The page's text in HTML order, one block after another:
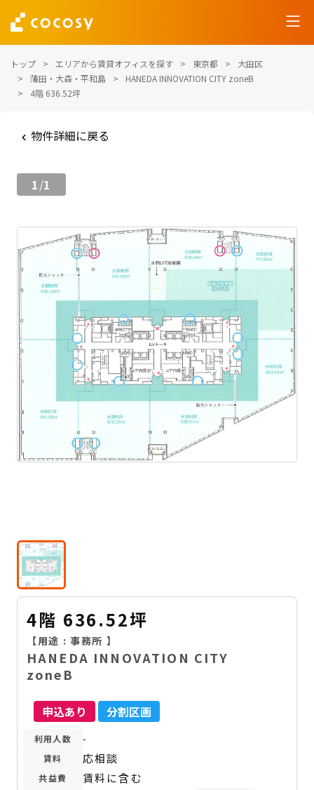
トップ エリアから賃貸オフィスを探す 東京都
大田区
蒲田・大森・平和島
HANEDA INNOVATION CITY zoneB
4階 636.52坪
物件詳細に戻る
1/1
4階 636.52坪
【用途 :事務所 】
HANEDA INNOVATION CITY
zoneB
申込あり 分割区画
利用人数 -
賃料 応相談
共益費 賃料に含む